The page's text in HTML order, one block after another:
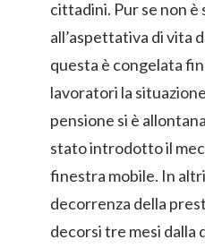
cittadini. Pur se non è
all’aspettativa di vita
questa è congelata
lavoratori la
pensione si è
stato introdotto il
finestra mobile. In
decorrenza della
decorsi tre mesi dalla